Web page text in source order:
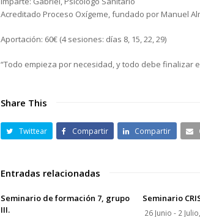
Acreditado Proceso Oxígeme, fundado por Manuel
Aportación: 60€ (4 sesiones: días 8, 15, 22, 29)
“Todo empieza por necesidad, y todo debe finalizar
Share This
Twittear Compartir Compartir
Entradas relacionadas
Seminario de formación 7, grupo
III.
Seminario
26 Junio - 2